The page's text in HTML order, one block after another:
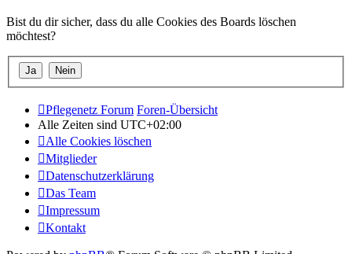
Bist du dir sicher, dass du alle Cookies des Boards löschen
möchtest?
Pflegenetz Forum Foren-Übersicht
Alle Zeiten sind UTC+02:00
Alle Cookies löschen
Mitglieder
Datenschutzerklärung
Das Team
Impressum
Kontakt